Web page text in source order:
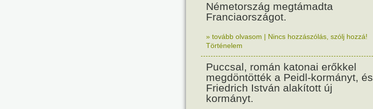
Németország megtámadta
Franciaországot.
» tovább olvasom | Nincs hozzászólás, szólj hozzá!
Történelem
Puccsal, román katonai erőkkel
megdöntötték a Peidl-kormányt, és
Friedrich István alakított új
kormányt.